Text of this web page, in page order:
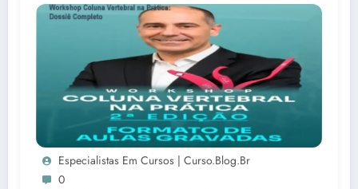
Especialistas Em Cursos | Curso.blog.br
0